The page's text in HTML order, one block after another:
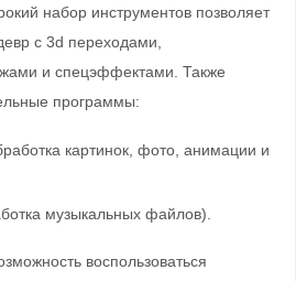
набор инструментов позволяет
с 3d переходами,
и спецэффектами. Также
программы:
картинок, фото, анимации и
музыкальных файлов).
воспользоваться